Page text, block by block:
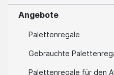
Angebote
Palettenregale
Gebrauchte
Palettenregale für den